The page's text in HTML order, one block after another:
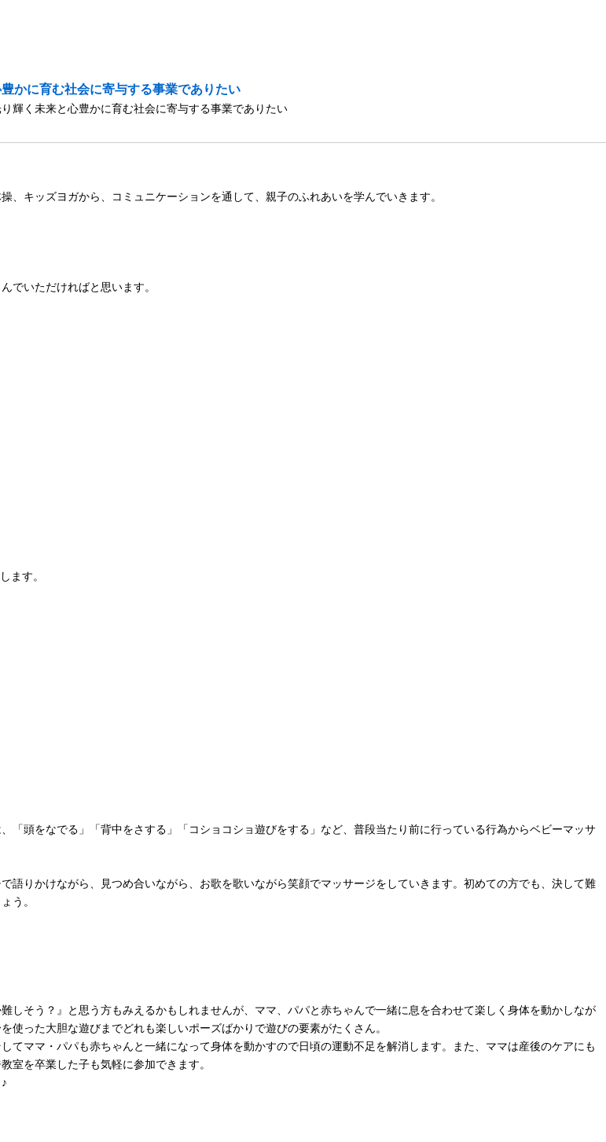
キッズヨガから、コミュニケーションを通して、親子のふれあいを学んでいきます。
でいただければと思います。
ます。
「頭をなでる」「背中をさする」「コショコショ遊びをする」など、普段当たり前に行っている行為からベビーマッサ
りかけながら、見つめ合いながら、お歌を歌いながら笑顔でマッサージをしていきます。初めての方でも、決して難
う。
しそう？』と思う方もみえるかもしれませんが、ママ、パパと赤ちゃんで一緒に息を合わせて楽しく身体を動かしなが
った大胆な遊びまでどれも楽しいポーズばかりで遊びの要素がたくさん。
ママ・パパも赤ちゃんと一緒になって身体を動かすので日頃の運動不足を解消します。また、ママは産後のケアにも
室を卒業した子も気軽に参加できます。